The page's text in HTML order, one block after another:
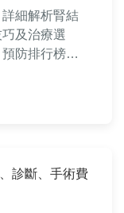
細解析腎結
及治療選
防排行榜，